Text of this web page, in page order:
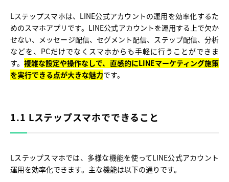
Lステップスマホは、LINE公式アカウントの運用を効率化するた
めのスマホアプリです。LINE公式アカウントを運用する上で欠か
せない、メッセージ配信、セグメント配信、ステップ配信、分析
などを、PCだけでなくスマホからも手軽に行うことができま
す。複雑な設定や操作なしで、直感的にLINEマーケティング施策
を実行できる点が大きな魅力です。
1.1 Lステップスマホでできること
Lステップスマホでは、多様な機能を使ってLINE公式アカウント
運用を効率化できます。主な機能は以下の通りです。